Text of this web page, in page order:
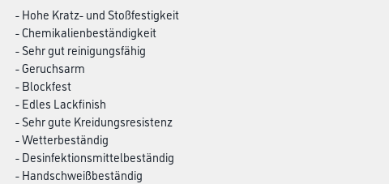
- Hohe Kratz- und Stoßfestigkeit
- Chemikalienbeständigkeit
- Sehr gut reinigungsfähig
- Geruchsarm
- Blockfest
- Edles Lackfinish
- Sehr gute Kreidungsresistenz
- Wetterbeständig
- Desinfektionsmittelbeständig
- Handschweißbeständig